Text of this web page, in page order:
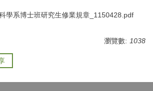
學系博士班研究生修業規章_1150428.pdf
瀏覽數: 1038